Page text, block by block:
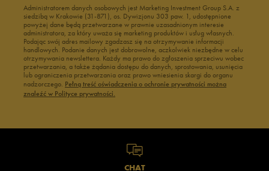
Administratorem danych osobowych jest Marketing Investment Group S.A. z
siedzibą w Krakowie (31-871), os. Dywizjonu 303 paw. 1, udostępnione
powyżej dane będą przetwarzane w prawnie uzasadnionym interesie
administratora, za który uważa się marketing produktów i usług własnych.
Podając swój adres mailowy zgadzasz się na otrzymywanie informacji
handlowych. Podanie danych jest dobrowolne, aczkolwiek niezbędne w celu
otrzymywania newslettera. Każdy ma prawo do zgłoszenia sprzeciwu wobec
przetwarzania, a także żądania dostępu do danych, sprostowania, usunięcia
lub ograniczenia przetwarzania oraz prawo wniesienia skargi do organu
nadzorczego. Pełną treść oświadczenia o ochronie prywatności można
znaleźć w Polityce prywatności.
CHAT